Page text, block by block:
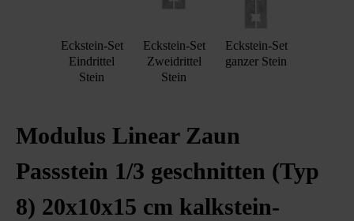
Eckstein-Set
Eindrittel
Stein
Eckstein-Set
Zweidrittel
Stein
Eckstein-Set
ganzer Stein
Modulus Linear Zaun
Passstein 1/3 geschnitten (Typ
8) 20x10x15 cm kalkstein-